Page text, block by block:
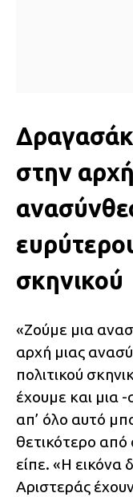
στην
σκηνικού
«Ζούμε μια
αρχή μιας
πολιτικού
έχουμε και μια
απ’ όλο αυτό
θετικότερο
είπε. «Η εικόνα
Αριστεράς